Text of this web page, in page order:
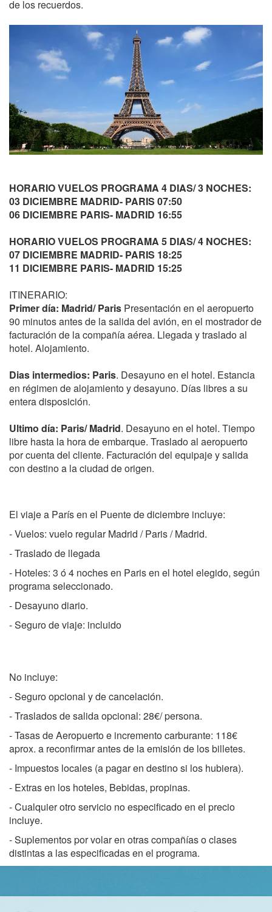
de los recuerdos.
HORARIO VUELOS PROGRAMA 4 DIAS/ 3 NOCHES:
03 DICIEMBRE MADRID- PARIS 07:50
06 DICIEMBRE PARIS- MADRID 16:55
HORARIO VUELOS PROGRAMA 5 DIAS/ 4 NOCHES:
07 DICIEMBRE MADRID- PARIS 18:25
11 DICIEMBRE PARIS- MADRID 15:25
ITINERARIO:
Primer día: Madrid/ Paris Presentación en el aeropuerto
90 minutos antes de la salida del avión, en el mostrador de
facturación de la compañía aérea. Llegada y traslado al
hotel. Alojamiento.
Dias intermedios: Paris. Desayuno en el hotel. Estancia
en régimen de alojamiento y desayuno. Días libres a su
entera disposición.
Ultimo día: Paris/ Madrid. Desayuno en el hotel. Tiempo
libre hasta la hora de embarque. Traslado al aeropuerto
por cuenta del cliente. Facturación del equipaje y salida
con destino a la ciudad de origen.
El viaje a París en el Puente de diciembre incluye:
- Vuelos: vuelo regular Madrid / Paris / Madrid.
- Traslado de llegada
- Hoteles: 3 ó 4 noches en Paris en el hotel elegido, según
programa seleccionado.
- Desayuno diario.
- Seguro de viaje: incluido
No incluye:
- Seguro opcional y de cancelación.
- Traslados de salida opcional: 28€/ persona.
- Tasas de Aeropuerto e incremento carburante: 118€
aprox. a reconfirmar antes de la emisión de los billetes.
- Impuestos locales (a pagar en destino si los hubiera).
- Extras en los hoteles, Bebidas, propinas.
- Cualquier otro servicio no especificado en el precio
incluye.
- Suplementos por volar en otras compañías o clases
distintas a las especificadas en el programa.